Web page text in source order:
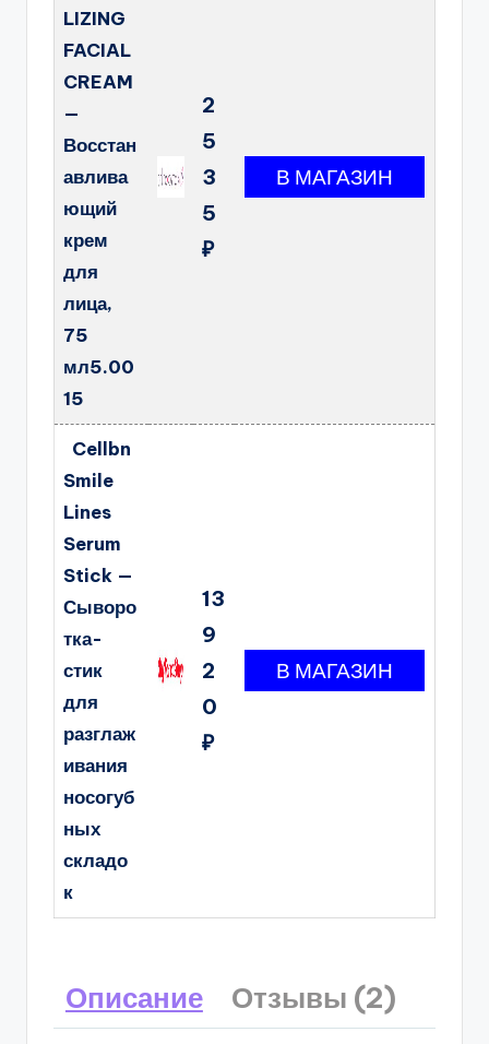
LIZING
FACIAL
CREAM
—
Восстан
авлива
ющий
крем
для
лица,
75
мл5.00
15
2
5
3
5
₽
Cellbn
Smile
Lines
Serum
Stick —
Сыворо
тка-
стик
для
разглаж
ивания
носогуб
ных
складо
к
13
9
2
0
₽
Описание Отзывы (2)